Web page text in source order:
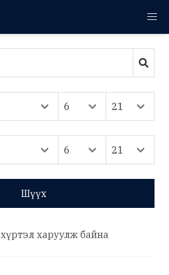
Шүүх
хүртэл харуулж байна